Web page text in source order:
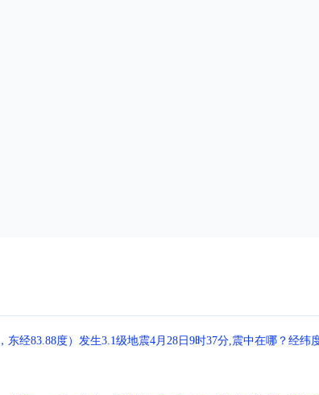
经83.88度）发生3.1级地震4月28日9时37分,震中在哪？经纬